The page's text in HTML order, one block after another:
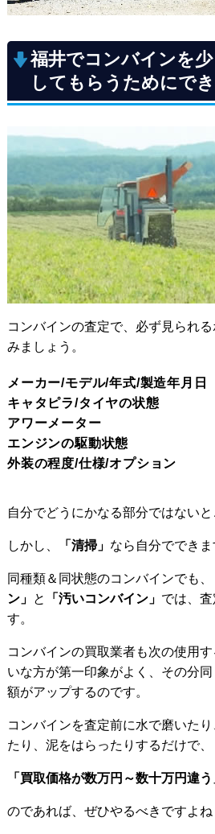
福井でコンバインを
してもらうためにで
コンバインの査定で、必ず見られ
みましょう。
メーカー/モデル/年式/製造年月日
キャタピラ/タイヤの状態
アワーメーター
エンジンの駆動状態
外装の程度/仕様/オプション
自分でどうにかなる部分ではないと
しかし、 「清掃」 なら自分でできま
同種類＆同状態のコンバインでも、
ン」 と 「汚いコンバイン」 では、
す。
コンバインの買取業者も次の使用
いな方が第一印象がよく、その分
額がアップするのです。
コンバインを査定前に水で磨いた
たり、泥をはらったりするだけで、
「買取価格が数万円～数十万円違う
のであれば、ぜひやるべきですよね